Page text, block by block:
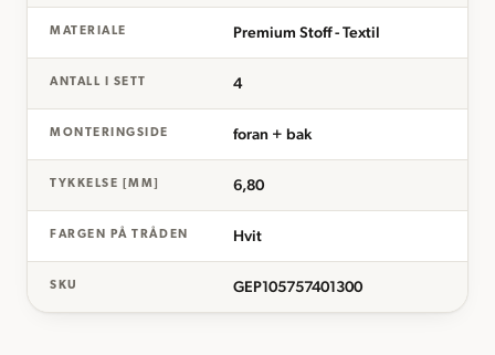
MATERIALE Premium Stoff - Textil
ANTALL I SETT 4
MONTERINGSIDE foran + bak
TYKKELSE [MM] 6,80
FARGEN PÅ TRÅDEN Hvit
SKU GEP105757401300